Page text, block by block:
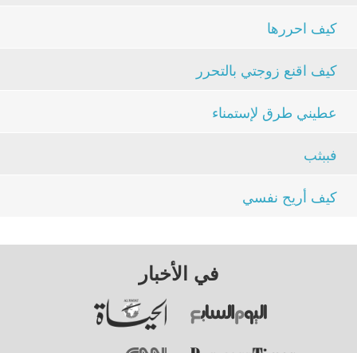
كيف احررها
كيف اقنع زوجتي بالتحرر
عطيني طرق لإستمناء
فببثب
كيف أريح نفسي
في الأخبار